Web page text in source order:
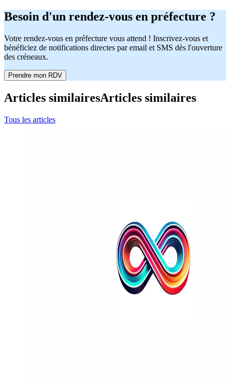
Besoin d'un rendez-vous en préfecture ?
Votre rendez-vous en préfecture vous attend ! Inscrivez-vous et
bénéficiez de notifications directes par email et SMS dès l'ouverture
des créneaux.
Prendre mon RDV
Articles similairesArticles similaires
Tous les articles